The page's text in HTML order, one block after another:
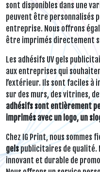
sont disponibles dans une
peuvent être personnalisés
entreprise. Nous offrons
être imprimés directement
Les adhésifs UV gels
aux entreprises qui
l’extérieur. Ils sont faciles
sur des murs, des vitrines,
adhésifs sont entièrement
imprimés avec un logo, un
Chez IG Print, nous sommes
gelspublicitaires de qualité.
innovant et durable de